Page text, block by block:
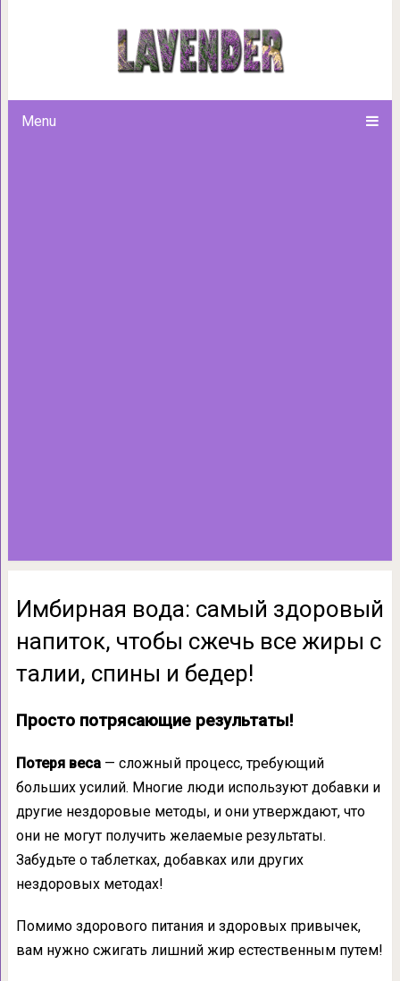
Menu
Имбирная вода: самый
жиры с талии,
Имбирная вода: самый здоровый
напиток, чтобы сжечь все жиры с
талии, спины и бедер!
Просто потрясающие результаты!
Потеря веса— сложный процесс, требующий
больших усилий. Многие люди используют добавки и
другие нездоровые методы, и они утверждают, что
они не могут получить желаемые результаты.
Забудьте о таблетках, добавках или других
нездоровых методах!
Помимо здорового питания и здоровых привычек,
вам нужно сжигать лишний жир естественным путем!